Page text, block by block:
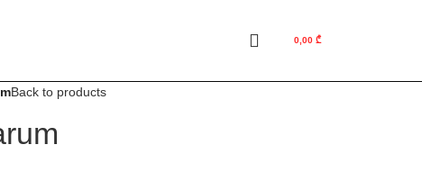
0,00 ₾
Back to products